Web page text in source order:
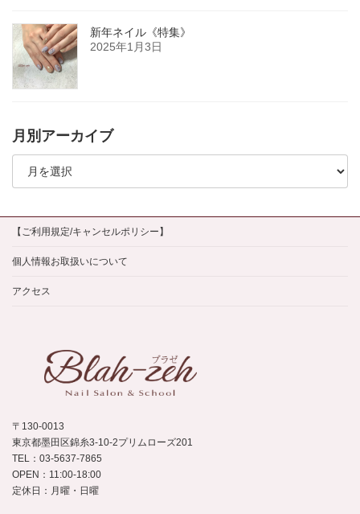
新年ネイル《特集》
2025年1月3日
月別アーカイブ
月
イ
ブ
【ご利用規定/キャンセルポリシー】
個人情報お取扱いについて
アクセス
〒130-0013
東京都墨田区錦糸3-10-2プリムローズ201
TEL：03-5637-7865
OPEN：11:00-18:00
定休日：月曜・日曜